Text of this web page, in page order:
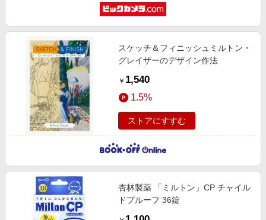
スケッチ＆フィニッシュミルトン・
グレイザーのデザイン作法
￥ 1,540
1.5%
ストアにすすむ
杏林製薬 「ミルトン」CP チャイル
ドプルーフ 36錠